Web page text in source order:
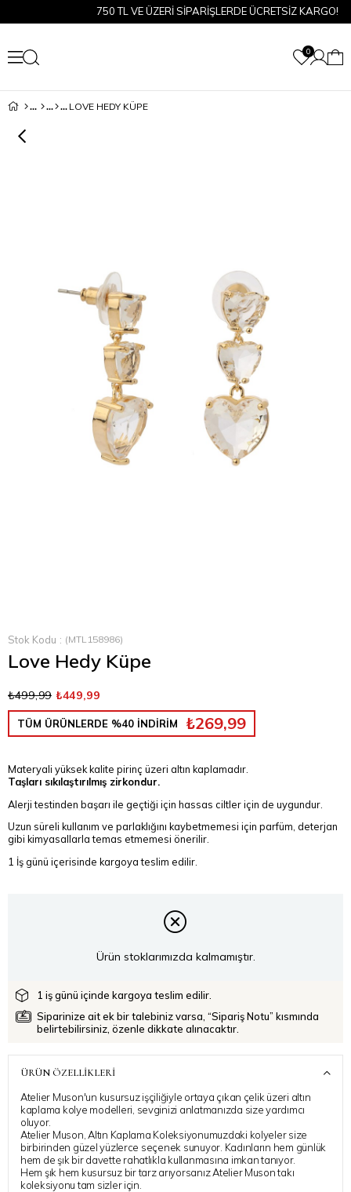
750 TL VE ÜZERİ SİPARİŞLERDE ÜCRETSİZ KARGO!
0
LOVE HEDY KÜPE
Stok Kodu (MTL158986)
Love Hedy Küpe
₺499,99 ₺449,99
TÜM ÜRÜNLERDE %40 İNDİRİM ₺269,99
Materyali yüksek kalite pirinç üzeri altın kaplamadır.
Taşları sıkılaştırılmış zirkondur.
Alerji testinden başarı ile geçtiği için hassas ciltler için de uygundur.
Uzun süreli kullanım ve parlaklığını kaybetmemesi için parfüm, deterjan
gibi kimyasallarla temas etmemesi önerilir.
1 İş günü içerisinde kargoya teslim edilir.
Ürün stoklarımızda kalmamıştır.
1 iş günü içinde kargoya teslim edilir.
Siparinize ait ek bir talebiniz varsa, “Sipariş Notu” kısmında
belirtebilirsiniz, özenle dikkate alınacaktır.
ÜRÜN ÖZELLIKLERI
Atelier Muson'un kusursuz işçiliğiyle ortaya çıkan çelik üzeri altın
kaplama kolye modelleri, sevginizi anlatmanızda size yardımcı
oluyor.
Atelier Muson, Altın Kaplama Koleksiyonumuzdaki kolyeler size
birbirinden güzel yüzlerce seçenek sunuyor. Kadınların hem günlük
hem de şık bir davette rahatlıkla kullanmasına imkan tanıyor.
Hem şık hem kusursuz bir tarz arıyorsanız Atelier Muson takı
koleksiyonu tam sizler için.